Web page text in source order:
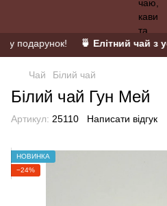
подарунок! 🍵 Елітний чай з
Чай Білий чай
Білий чай Гун Мей
Артикул: 25110 Написати відгук
НОВИНКА
−24%